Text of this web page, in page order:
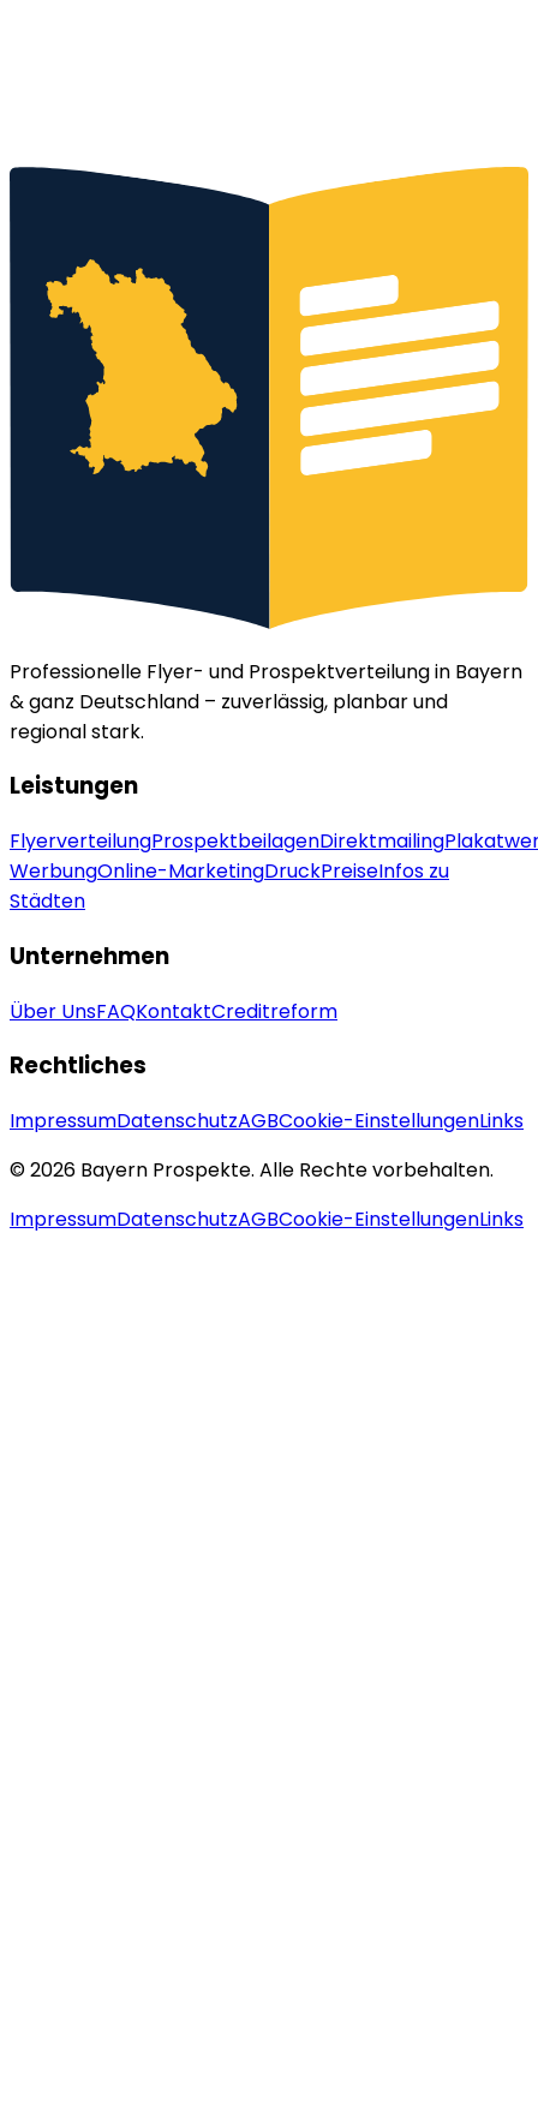
Kostenloses Angebot 0152 - 3371 9399
Professionelle Flyer- und Prospektverteilung in Bayern
& ganz Deutschland – zuverlässig, planbar und
regional stark.
Leistungen
FlyerverteilungProspektbeilagenDirektmailing
WerbungOnline-MarketingDruckPreiseInfos zu
Städten
Unternehmen
Über UnsFAQKontaktCreditreform
Rechtliches
ImpressumDatenschutzAGBCookie-EinstellungenLinks
© 2026 Bayern Prospekte. Alle Rechte vorbehalten.
ImpressumDatenschutzAGBCookie-EinstellungenLinks